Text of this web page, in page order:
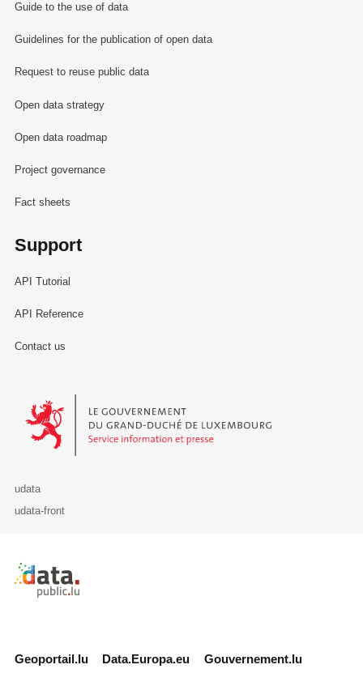
Guide to the use of data
Guidelines for the publication of open data
Request to reuse public data
Open data strategy
Open data roadmap
Project governance
Fact sheets
Support
API Tutorial
API Reference
Contact us
Le Gouvernement du Grand-Duché de Luxembourg - Service
udata
udata-front
Retour à l'accueil de data.public.lu
Geoportail.lu Data.Europa.eu Gouvernement.lu